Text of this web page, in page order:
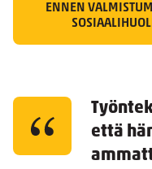
ENNEN
että